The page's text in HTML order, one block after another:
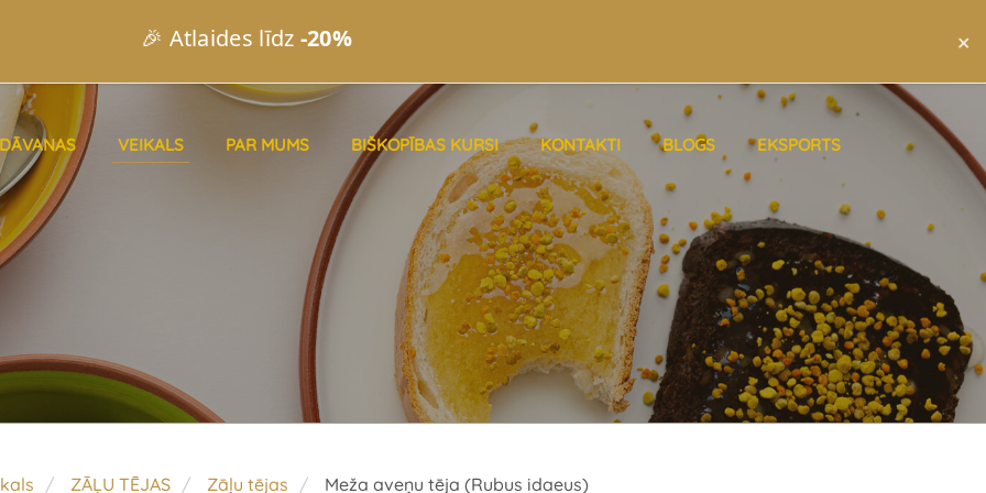
🎉 Atlaides līdz -20% ×
DĀVANAS VEIKALS PAR MUMS BIŠKOPĪBAS KURSI KONTAKTI BLOGS EKSPORTS
ZĀĻU TĒJAS Zāļu tējas Meža aveņu tēja (Rubus idaeus)